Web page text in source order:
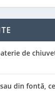
de
din fontă,